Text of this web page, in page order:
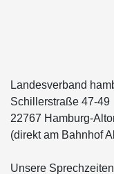
Landesverband
Schillerstraße 47-49
22767 Hamburg-
(direkt am Bahnhof
Unsere Sprechzeiten